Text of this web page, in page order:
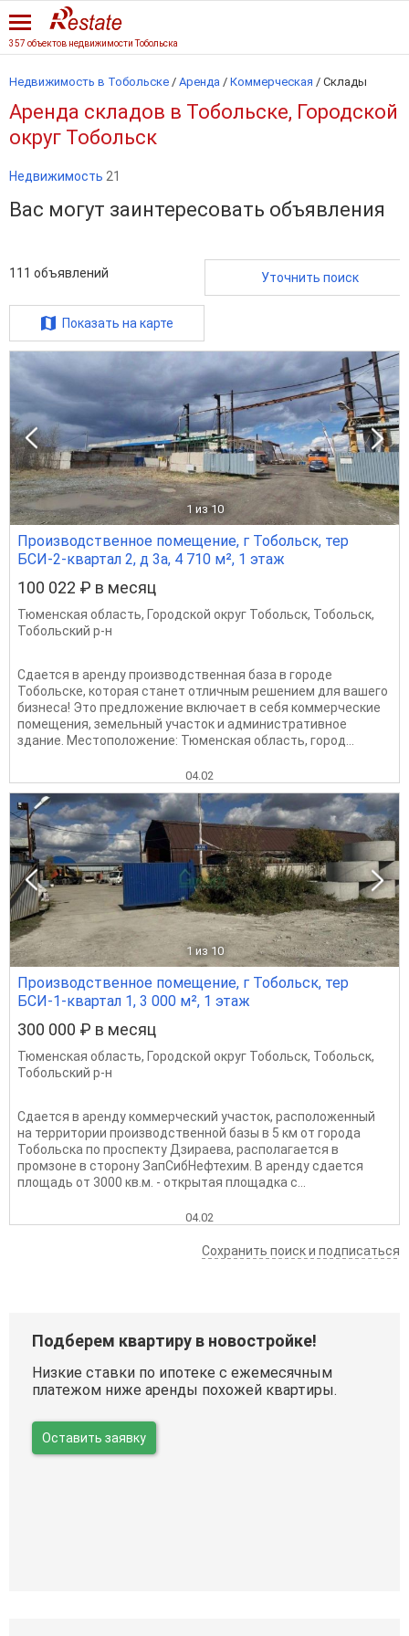
357 объектов недвижимости Тобольска
Недвижимость в Тобольске / Аренда / Коммерческая / Склады
Аренда складов в Тобольске, Городской
округ Тобольск
Недвижимость 21
Вас могут заинтересовать объявления
111 объявлений Уточнить поиск
Показать на карте
1 из 10
Производственное помещение, г Тобольск, тер
БСИ-2-квартал 2, д 3а, 4 710 м², 1 этаж
100 022 ₽ в месяц
Тюменская область, Городской округ Тобольск, Тобольск,
Тобольский р-н
Сдается в аренду производственная база в городе
Тобольске, которая станет отличным решением для вашего
бизнеса! Это предложение включает в себя коммерческие
помещения, земельный участок и административное
здание. Местоположение: Тюменская область, город...
04.02
1 из 10
Производственное помещение, г Тобольск, тер
БСИ-1-квартал 1, 3 000 м², 1 этаж
300 000 ₽ в месяц
Тюменская область, Городской округ Тобольск, Тобольск,
Тобольский р-н
Сдается в аренду коммерческий участок, расположенный
на территории производственной базы в 5 км от города
Тобольска по проспекту Дзираева, располагается в
промзоне в сторону ЗапСибНефтехим. В аренду сдается
площадь от 3000 кв.м. - открытая площадка с...
04.02
Сохранить поиск и подписаться
Подберем квартиру в новостройке!
Низкие ставки по ипотеке с ежемесячным
платежом ниже аренды похожей квартиры.
Оставить заявку